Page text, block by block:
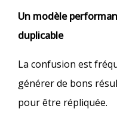
Un modèle
duplicable
La confusion est
générer de bons
pour être répliquée.